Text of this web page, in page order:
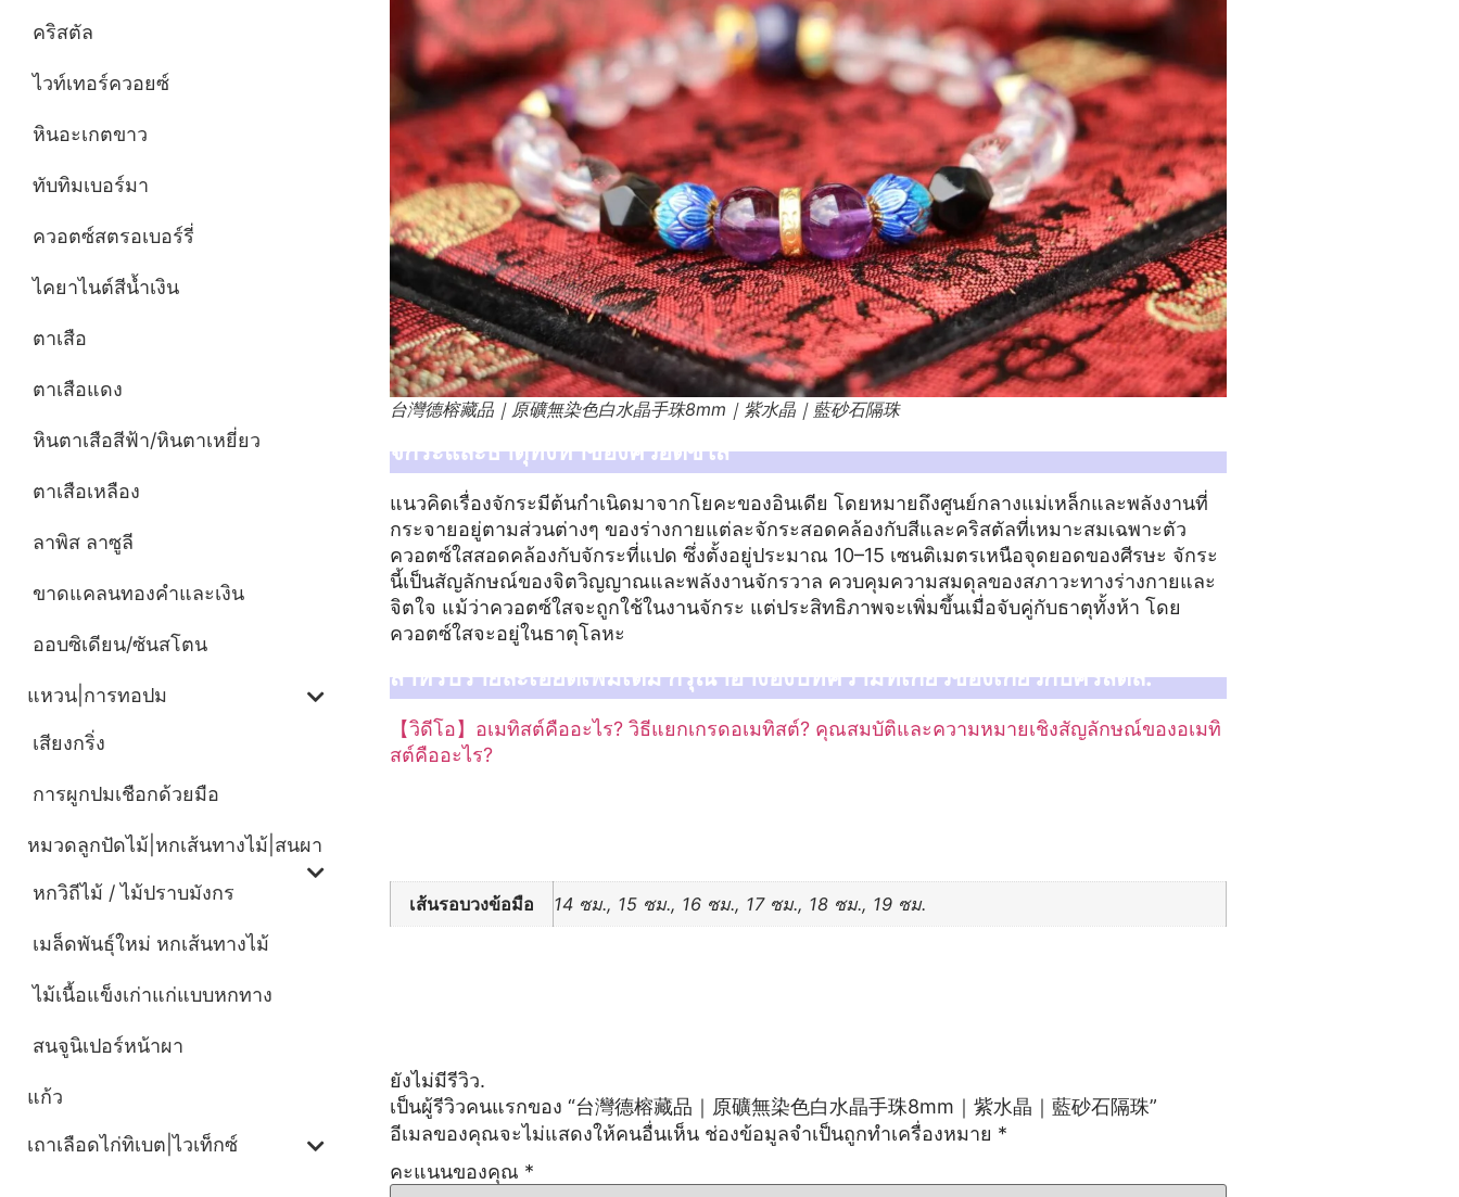
คริสตัล
ไวท์เทอร์ควอยซ์
หินอะเกตขาว
ทับทิมเบอร์มา
ควอตซ์สตรอเบอร์รี่
ไคยาไนต์สีน้ำเงิน
ตาเสือ
ตาเสือแดง
หินตาเสือสีฟ้า/หินตาเหยี่ยว
ตาเสือเหลือง
ลาพิส ลาซูลี
ขาดแคลนทองคำและเงิน
ออบซิเดียน/ซันสโตน
แหวน|การทอปม
เสียงกริ่ง
การผูกปมเชือกด้วยมือ
หมวดลูกปัดไม้|หกเส้นทางไม้|สนผา
หกวิถีไม้ / ไม้ปราบมังกร
เมล็ดพันธุ์ใหม่ หกเส้นทางไม้
ไม้เนื้อแข็งเก่าแก่แบบหกทาง
สนจูนิเปอร์หน้าผา
แก้ว
เถาเลือดไก่ทิเบต|ไวเท็กซ์
台灣德榕藏品｜原礦無染色白水晶手珠8mm｜紫水晶｜藍砂石隔珠
จักระและธาตุทั้งห้าของควอตซ์ใส
แนวคิดเรื่องจักระมีต้นกำเนิดมาจากโยคะของอินเดีย โดยหมายถึงศูนย์กลางแม่เหล็กและพลังงานที่
กระจายอยู่ตามส่วนต่างๆ ของร่างกายแต่ละจักระสอดคล้องกับสีและคริสตัลที่เหมาะสมเฉพาะตัว
ควอตซ์ใสสอดคล้องกับจักระที่แปด ซึ่งตั้งอยู่ประมาณ 10–15 เซนติเมตรเหนือจุดยอดของศีรษะ จักระ
นี้เป็นสัญลักษณ์ของจิตวิญญาณและพลังงานจักรวาล ควบคุมความสมดุลของสภาวะทางร่างกายและ
จิตใจ แม้ว่าควอตซ์ใสจะถูกใช้ในงานจักระ แต่ประสิทธิภาพจะเพิ่มขึ้นเมื่อจับคู่กับธาตุทั้งห้า โดย
ควอตซ์ใสจะอยู่ในธาตุโลหะ
สำหรับรายละเอียดเพิ่มเติม กรุณาอ้างอิงบทความที่เกี่ยวข้องเกี่ยวกับคริสตัล:
【วิดีโอ】อเมทิสต์คืออะไร? วิธีแยกเกรดอเมทิสต์? คุณสมบัติและความหมายเชิงสัญลักษณ์ของอเมทิ
สต์คืออะไร?
เส้นรอบวงข้อมือ 14 ซม., 15 ซม., 16 ซม., 17 ซม., 18 ซม., 19 ซม.
ยังไม่มีรีวิว.
เป็นผู้รีวิวคนแรกของ “台灣德榕藏品｜原礦無染色白水晶手珠8mm｜紫水晶｜藍砂石隔珠”
อีเมลของคุณจะไม่แสดงให้คนอื่นเห็น ช่องข้อมูลจำเป็นถูกทำเครื่องหมาย *
คะแนนของคุณ *